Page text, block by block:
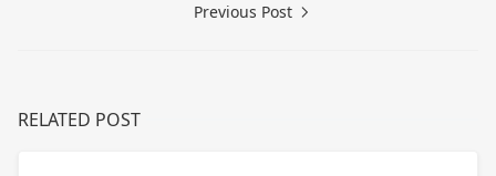
Previous Post
RELATED POST